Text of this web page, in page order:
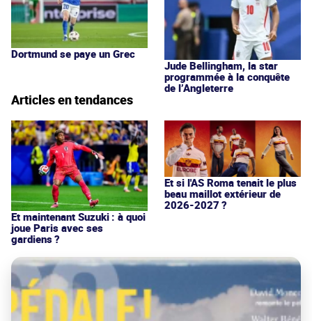
Dortmund se paye un Grec
Jude Bellingham, la star
programmée à la conquête
de l’Angleterre
Articles en tendances
Et maintenant Suzuki : à quoi
joue Paris avec ses
gardiens ?
Et si l'AS Roma tenait le plus
beau maillot extérieur de
2026-2027 ?